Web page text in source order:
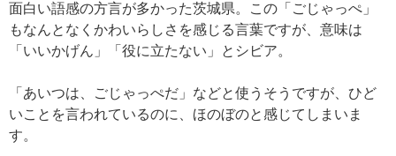
面白い語感の方言が多かった茨城県。この「ごじゃっぺ」
もなんとなくかわいらしさを感じる言葉ですが、意味は
「いいかげん」「役に立たない」とシビア。
「あいつは、ごじゃっぺだ」などと使うそうですが、ひど
いことを言われているのに、ほのぼのと感じてしまいま
す。